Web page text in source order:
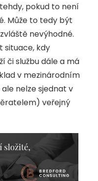
pokud to není
Může to tedy být
nevýhodné.
situace, kdy
či službu dále a má
v mezinárodním
nelze sjednat v
veřejný